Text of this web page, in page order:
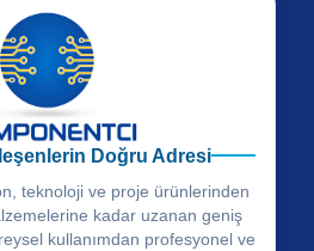
Doğru Adresi
teknoloji ve proje ürünlerinden
kadar uzanan geniş
kullanımdan profesyonel ve